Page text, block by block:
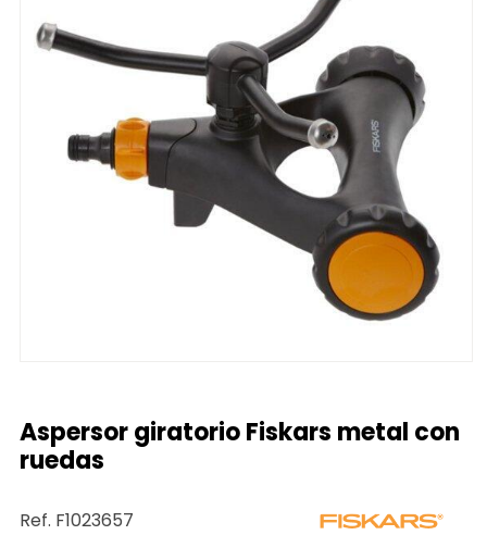
Aspersor giratorio Fiskars metal con
ruedas
Ref. F1023657